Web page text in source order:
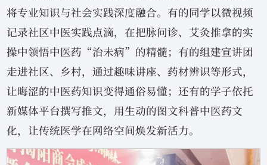
将专业知识与社会实践深度融合。有的同学以微视频
记录社区中医实践点滴，在把脉问诊、艾灸推拿的实
操中领悟中医药“治未病”的精髓；有的组建宣讲团
走进社区、乡村，通过趣味讲座、药材辨识等形式，
让晦涩的中医药知识变得通俗易懂；还有的学子依托
新媒体平台撰写推文，用生动的图文科普中医药文
化，让传统医学在网络空间焕发新活力。